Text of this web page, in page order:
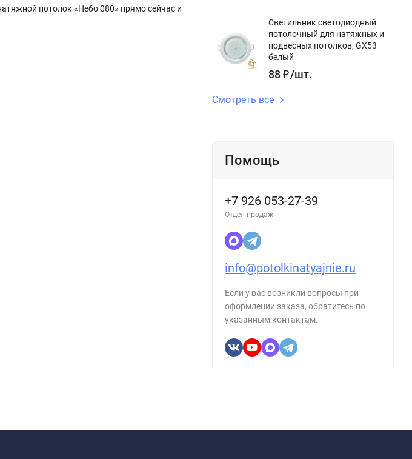
потолок «Небо 080» прямо сейчас и
Светильник светодиодный
потолочный для натяжных и
подвесных потолков, GX53
белый
88₽/шт.
Смотреть все
Помощь
+7 926 053-27-39
Отдел продаж
info@potolkinatyajnie.ru
Если у вас возникли вопросы при
оформлении заказа, обратитесь по
указанным контактам.